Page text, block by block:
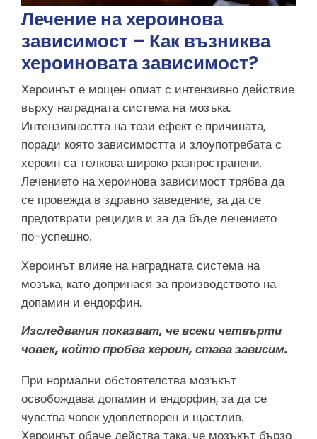
Лечение на хероинова
зависимост – Как възниква
хероиновата зависимост?
Хероинът е мощен опиат с интензивно действие
върху наградната система на мозъка.
Интензивността на този ефект е причината,
поради която зависимостта и злоупотребата с
хероин са толкова широко разпространени.
Лечението на хероинова зависимост трябва да
се провежда в здравно заведение, за да се
предотврати рецидив и за да бъде лечението
по-успешно.
Хероинът влияе на наградната система на
мозъка, като допринася за производството на
допамин и ендорфин.
Изследвания показват, че всеки четвърти
човек, който пробва хероин, става зависим.
При нормални обстоятелства мозъкът
освобождава допамин и ендорфин, за да се
чувства човек удовлетворен и щастлив.
Хероинът обаче действа така, че мозъкът бързо